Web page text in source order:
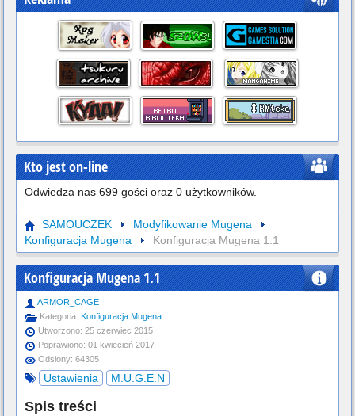
Kto jest on-line
Odwiedza nas 699 gości oraz 0 użytkowników.
SAMOUCZEK
Modyfikowanie Mugena
Konfiguracja Mugena
Konfiguracja Mugena 1.1
Konfiguracja Mugena 1.1
ARMOR_CAGE
Kategoria: Konfiguracja Mugena
Utworzono: 25 czerwiec 2015
Poprawiono: 01 kwiecień 2017
Odsłony: 64305
Ustawienia M.U.G.E.N
Spis treści